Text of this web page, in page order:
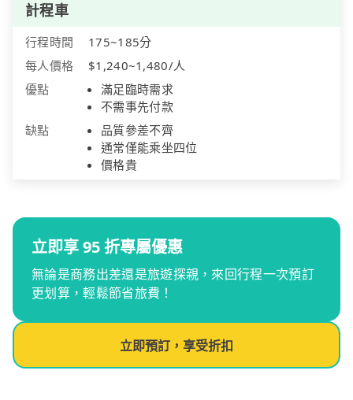
計程車
行程時間
175~185分
每人價格
$1,240~1,480/人
優點
滿足臨時需求
不需事先付款
缺點
品質參差不齊
通常僅能乘坐四位
價格貴
立即享 95 折專屬優惠
無論是商務出差還是旅遊探親，來回行程一次預訂
更划算，輕鬆節省旅費！
立即預訂，享受折扣